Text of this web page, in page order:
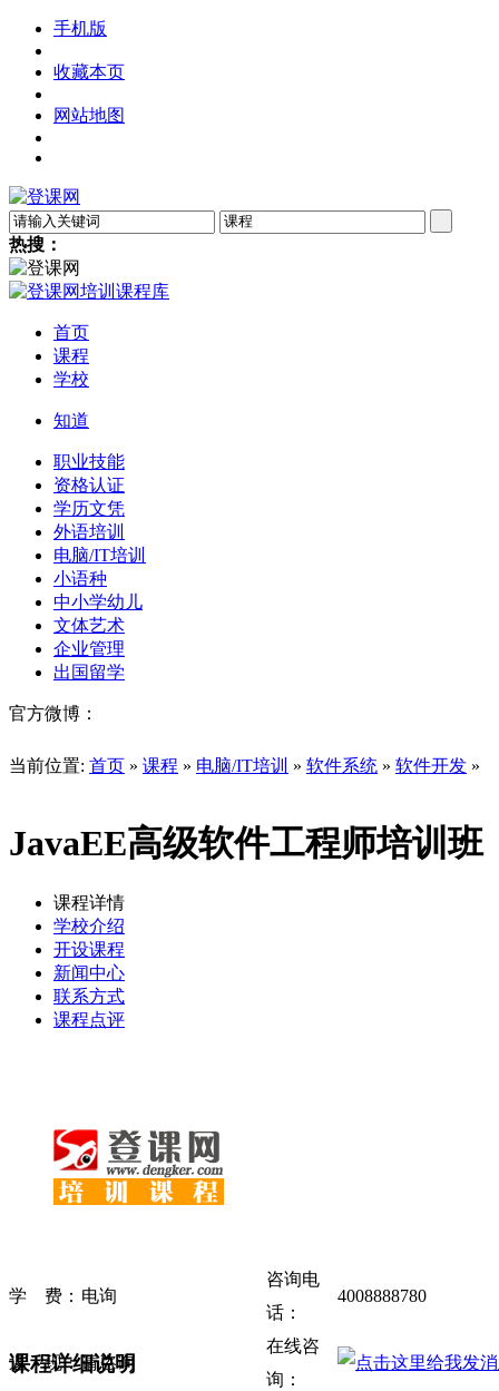
手机版
收藏本页
网站地图
热搜：
首页
课程
学校
知道
职业技能
资格认证
学历文凭
外语培训
电脑/IT培训
小语种
中小学幼儿
文体艺术
企业管理
出国留学
官方微博：
当前位置: 首页 » 课程 » 电脑/IT培训 » 软件系统 » 软件开发 »
JavaEE高级软件工程师培训班
课程详情
学校介绍
开设课程
新闻中心
联系方式
课程点评
学 费： 电询
咨询电
话：
4008888780
返 现：请咨询
在线咨
询：
课程详细说明